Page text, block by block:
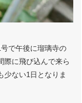
で午後に瑠璃寺の
際に飛び込んで来ら
少ない1日となりま